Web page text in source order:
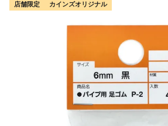
店舗限定 カインズオリジナル